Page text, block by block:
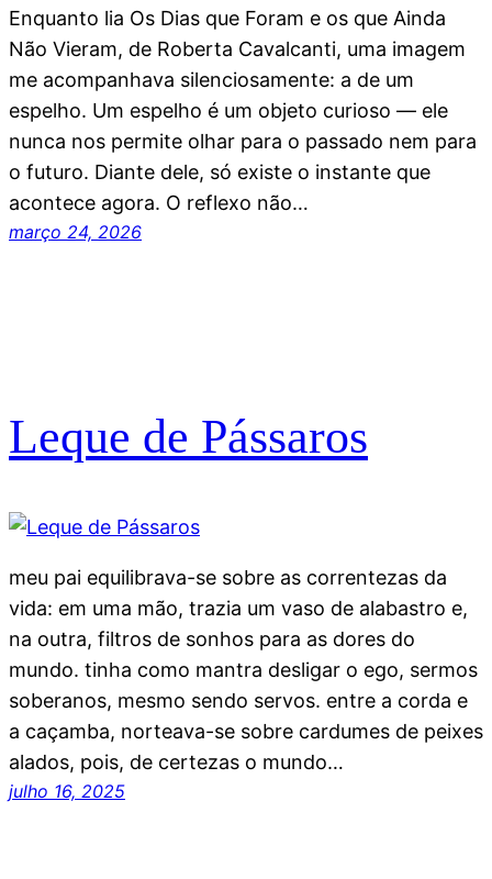
Enquanto lia Os Dias que Foram e os que Ainda
Não Vieram, de Roberta Cavalcanti, uma imagem
me acompanhava silenciosamente: a de um
espelho. Um espelho é um objeto curioso — ele
nunca nos permite olhar para o passado nem para
o futuro. Diante dele, só existe o instante que
acontece agora. O reflexo não…
março 24, 2026
Leque de Pássaros
meu pai equilibrava-se sobre as correntezas da
vida: em uma mão, trazia um vaso de alabastro e,
na outra, filtros de sonhos para as dores do
mundo. tinha como mantra desligar o ego, sermos
soberanos, mesmo sendo servos. entre a corda e
a caçamba, norteava-se sobre cardumes de peixes
alados, pois, de certezas o mundo…
julho 16, 2025